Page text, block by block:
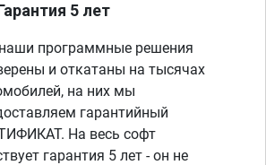
5 лет
программные решения
и откатаны на тысячах
на них мы
гарантийный
На весь софт
гарантия 5 лет - он не